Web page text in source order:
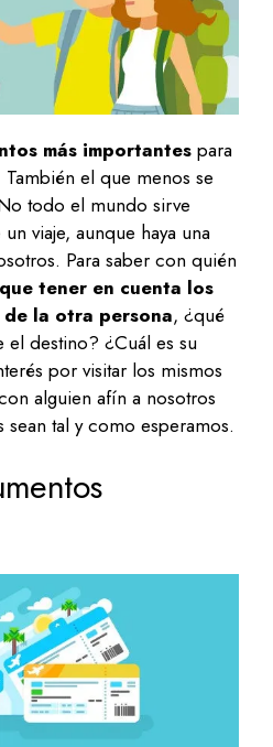
más importantes para
el que menos se
todo el mundo sirve
viaje, aunque haya una
Para saber con quién
tener en cuenta los
la otra persona, ¿qué
el destino? ¿Cuál es su
por visitar los mismos
alguien afín a nosotros
sean tal y como esperamos.